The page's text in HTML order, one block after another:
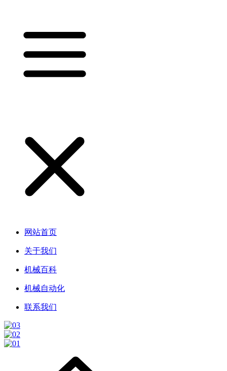
网站首页
关于我们
机械百科
机械自动化
联系我们